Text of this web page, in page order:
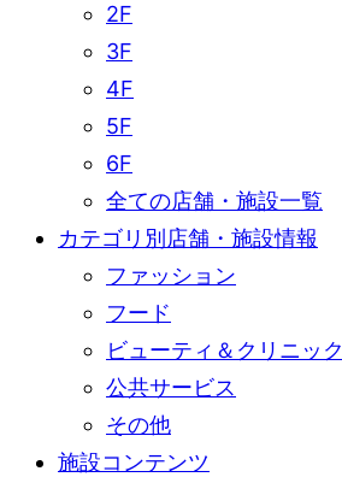
2F
3F
4F
5F
6F
全ての店舗・施設一覧
カテゴリ別店舗・施設情報
ファッション
フード
ビューティ＆クリニック
公共サービス
その他
施設コンテンツ